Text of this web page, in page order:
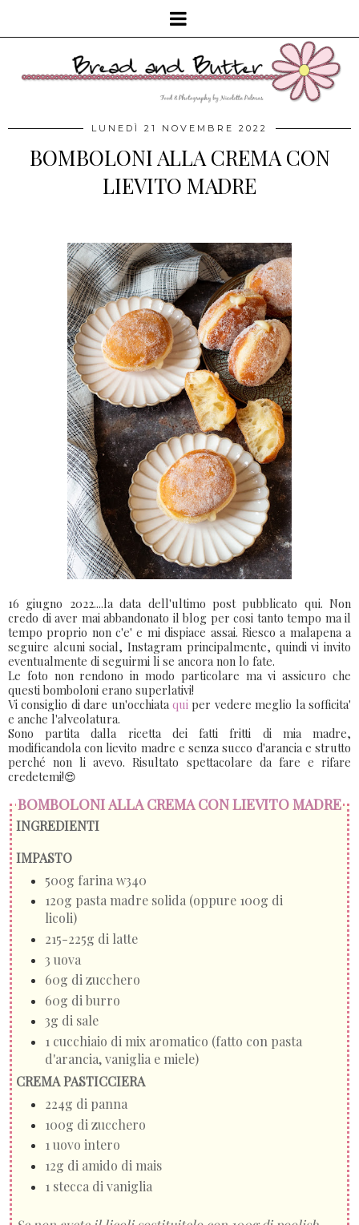
LUNEDÌ 21 NOVEMBRE 2022
BOMBOLONI ALLA CREMA CON
LIEVITO MADRE
16 giugno 2022....la data dell'ultimo post pubblicato qui. Non
credo di aver mai abbandonato il blog per cosi tanto tempo ma il
tempo proprio non c'e' e mi dispiace assai. Riesco a malapena a
seguire alcuni social, Instagram principalmente, quindi vi invito
eventualmente di seguirmi li se ancora non lo fate.
Le foto non rendono in modo particolare ma vi assicuro che
questi bomboloni erano superlativi!
Vi consiglio di dare un'occhiata quiper vedere meglio la sofficita'
e anche l'alveolatura.
Sono partita dalla ricetta dei fatti fritti di mia madre,
modificandola con lievito madre e senza succo d'arancia e strutto
perché non li avevo. Risultato spettacolare da fare e rifare
credetemi!😍
INGREDIENTI
IMPASTO
500g farina w340
120g pasta madre solida (oppure 100g di
licoli)
215-225g di latte
3 uova
60g di zucchero
60g di burro
3g di sale
1 cucchiaio di mix aromatico (fatto con pasta
d'arancia, vaniglia e miele)
CREMA PASTICCIERA
224g di panna
100g di zucchero
1 uovo intero
12g di amido di mais
1 stecca di vaniglia
BOMBOLONI ALLA CREMA CON LIEVITO MADRE